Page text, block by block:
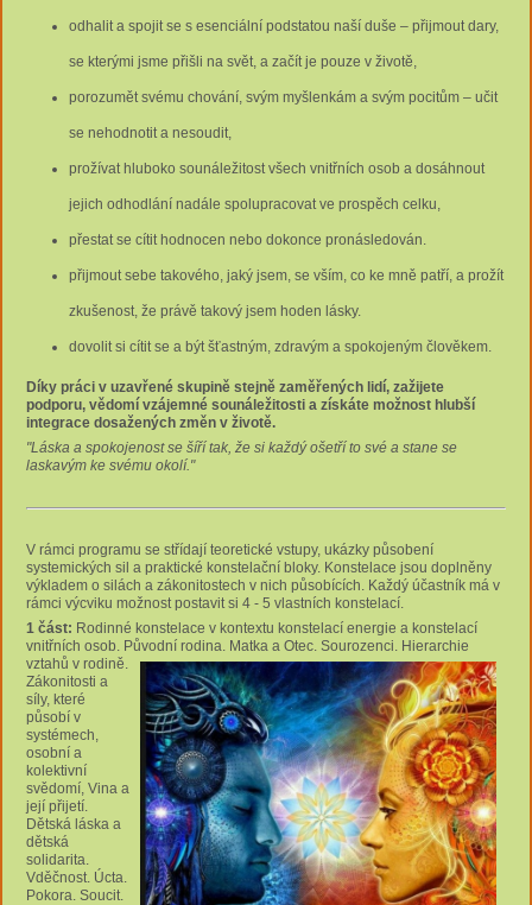
odhalit a spojit se s esenciální podstatou naší duše – přijmout dary,
se kterými jsme přišli na svět, a začít je pouze v životě,
porozumět svému chování, svým myšlenkám a svým pocitům – učit
se nehodnotit a nesoudit,
prožívat hluboko sounáležitost všech vnitřních osob a dosáhnout
jejich odhodlání nadále spolupracovat ve prospěch celku,
přestat se cítit hodnocen nebo dokonce pronásledován.
přijmout sebe takového, jaký jsem, se vším, co ke mně patří, a prožít
zkušenost, že právě takový jsem hoden lásky.
dovolit si cítit se a být šťastným, zdravým a spokojeným člověkem.
Díky práci v uzavřené skupině stejně zaměřených lidí, zažijete
podporu, vědomí vzájemné sounáležitosti a získáte možnost hlubší
integrace dosažených změn v životě.
"Láska a spokojenost se šíří tak, že si každý ošetří to své a stane se
laskavým ke svému okolí."
V rámci programu se střídají teoretické vstupy, ukázky působení
systemických sil a praktické konstelační bloky. Konstelace jsou doplněny
výkladem o silách a zákonitostech v nich působících. Každý účastník má v
rámci výcviku možnost postavit si 4 - 5 vlastních konstelací.
1 část: Rodinné konstelace v kontextu konstelací energie a konstelací
vnitřních osob. Původní rodina. Matka a Otec. Sourozenci. Hierarchie
vztahů v rodině.
Zákonitosti a
síly, které
působí v
systémech,
osobní a
kolektivní
svědomí, Vina a
její přijetí.
Dětská láska a
dětská
solidarita.
Vděčnost. Úcta.
Pokora. Soucit.